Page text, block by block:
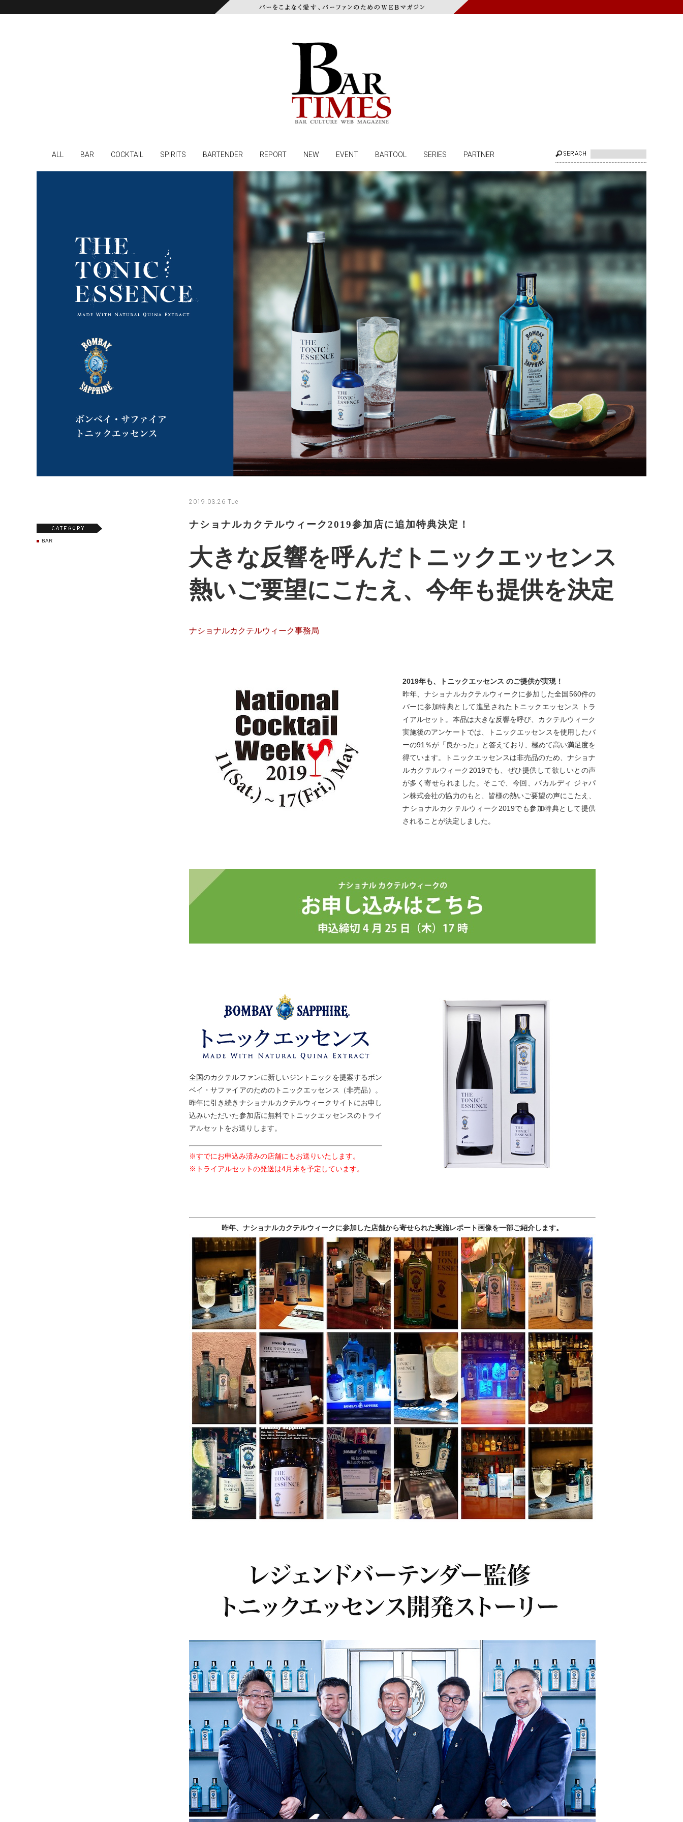
ALL BAR COCKTAIL SPIRITS BARTENDER REPORT NEW EVENT BARTOOL SERIES PARTNER
2019.03.26 Tue
ナショナルカクテルウィーク2019参加店に追加特典決定！
大きな反響を呼んだトニックエッセンス
熱いご要望にこたえ、今年も提供を決定
ナショナルカクテルウィーク事務局
2019年も、トニックエッセンス のご提供が実現！
昨年、ナショナルカクテルウィークに参加した全国560件の
バーに参加特典として進呈されたトニックエッセンス トラ
イアルセット。本品は大きな反響を呼び、カクテルウィーク
実施後のアンケートでは、トニックエッセンスを使用したバ
ーの91％が「良かった」と答えており、極めて高い満足度を
得ています。トニックエッセンスは非売品のため、ナショナ
ルカクテルウィーク2019でも、ぜひ提供して欲しいとの声
が多く寄せられました。そこで、今回、バカルディ ジャパ
ン株式会社の協力のもと、皆様の熱いご要望の声にこたえ、
ナショナルカクテルウィーク2019でも参加特典として提供
されることが決定しました。
全国のカクテルファンに新しいジントニックを提案するボン
ベイ・サファイアのためのトニックエッセンス（非売品）。
昨年に引き続きナショナルカクテルウィークサイトにお申し
込みいただいた参加店に無料でトニックエッセンスのトライ
アルセットをお送りします。
※すでにお申込み済みの店舗にもお送りいたします。
※トライアルセットの発送は4月末を予定しています。
昨年、ナショナルカクテルウィークに参加した店舗から寄せられた実施レポート画像を一部ご紹介します。
BAR